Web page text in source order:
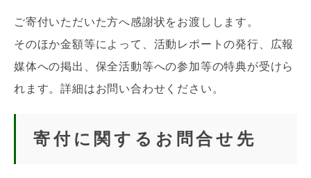
ご寄付いただいた方へ感謝状をお渡しします。
そのほか金額等によって、活動レポートの発行、広報
媒体への掲出、保全活動等への参加等の特典が受けら
れます。詳細はお問い合わせください。
寄付に関するお問合せ先